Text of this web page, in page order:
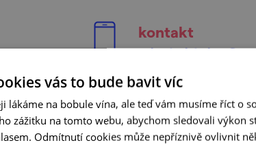
kontakt
vás to bude bavit víc
lákáme na bobule vína, ale teď vám musíme říct o
zážitku na tomto webu, abychom sledovali výkon
Odmítnutí cookies může nepříznivě ovlivnit